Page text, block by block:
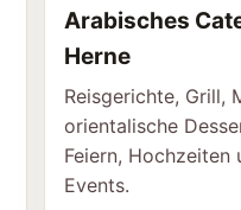
Arabisches
Herne
Reisgerichte, Grill,
orientalische
Feiern, Hochzeiten
Events.